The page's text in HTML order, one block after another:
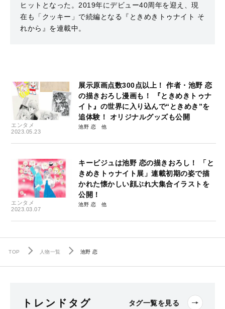
ヒットとなった。2019年にデビュー40周年を迎え、現
在も「クッキー」で続編となる『ときめきトゥナイト そ
れから』を連載中。
エンタメ
2023.05.23
展示原画点数300点以上！ 作者・池野 恋
の描きおろし漫画も！ 『ときめきトゥナ
イト』の世界に入り込んで“ときめき”を
追体験！ オリジナルグッズも公開
池野 恋
エンタメ
2023.03.07
キービジュは池野 恋の描きおろし！ 「と
きめきトゥナイト展」連載初期の姿で描
かれた懐かしい顔ぶれ大集合イラストを
公開！
池野 恋
TOP 人物一覧 池野 恋
トレンドタグ タグ一覧を見る